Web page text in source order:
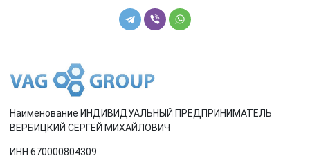
Наименование ИНДИВИДУАЛЬНЫЙ ПРЕДПРИНИМАТЕЛЬ
ВЕРБИЦКИЙ СЕРГЕЙ МИХАЙЛОВИЧ
ИНН 670000804309